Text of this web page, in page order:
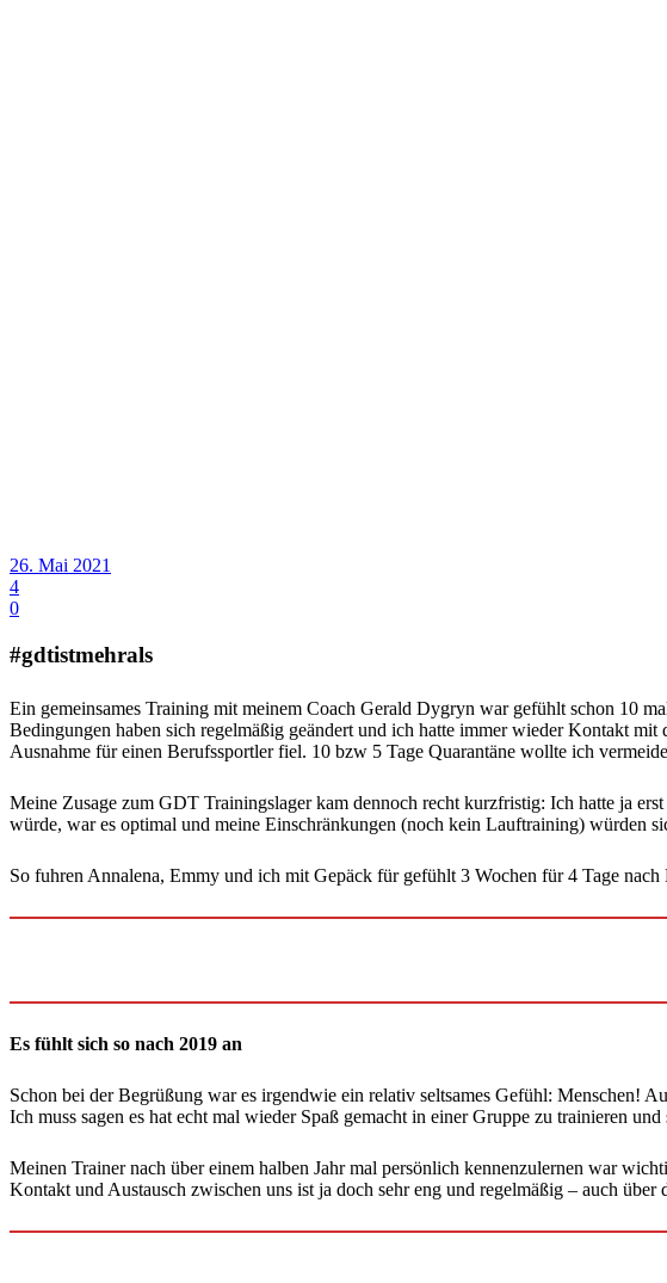
26. Mai 2021
4
0
#gdtistmehrals
Ein gemeinsames Training mit meinem Coach Gerald Dygryn war gefühlt schon 10
Bedingungen haben sich regelmäßig geändert und ich hatte immer wieder Kontakt
Ausnahme für einen Berufssportler fiel. 10 bzw 5 Tage Quarantäne wollte ich
Meine Zusage zum GDT Trainingslager kam dennoch recht kurzfristig: Ich hatte ja
würde, war es optimal und meine Einschränkungen (noch kein Lauftraining) würden
So fuhren Annalena, Emmy und ich mit Gepäck für gefühlt 3 Wochen für 4 Tage
Es fühlt sich so nach 2019 an
Schon bei der Begrüßung war es irgendwie ein relativ seltsames Gefühl: Menschen!
Ich muss sagen es hat echt mal wieder Spaß gemacht in einer Gruppe zu trainieren
Meinen Trainer nach über einem halben Jahr mal persönlich kennenzulernen war
Kontakt und Austausch zwischen uns ist ja doch sehr eng und regelmäßig – auch über